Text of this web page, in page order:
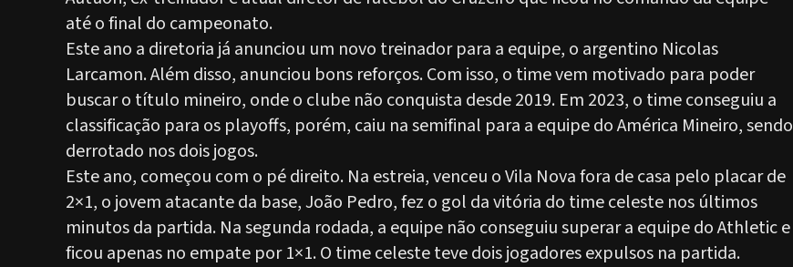
até o final do campeonato.
Este ano a diretoria já anunciou um novo treinador para a equipe, o argentino Nicolas
Larcamon. Além disso, anunciou bons reforços. Com isso, o time vem motivado para poder
buscar o título mineiro, onde o clube não conquista desde 2019. Em 2023, o time conseguiu a
classificação para os playoffs, porém, caiu na semifinal para a equipe do América Mineiro, sendo
derrotado nos dois jogos.
Este ano, começou com o pé direito. Na estreia, venceu o Vila Nova fora de casa pelo placar de
2×1, o jovem atacante da base, João Pedro, fez o gol da vitória do time celeste nos últimos
minutos da partida. Na segunda rodada, a equipe não conseguiu superar a equipe do Athletic e
ficou apenas no empate por 1×1. O time celeste teve dois jogadores expulsos na partida.